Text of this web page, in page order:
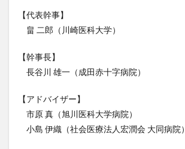
【代表幹事】
畠 二郎（川崎医科大学）
【幹事長】
長谷川 雄一（成田赤十字病院）
【アドバイザー】
市原 真（旭川医科大学病院）
小島 伊織（社会医療法人宏潤会 大同病院）